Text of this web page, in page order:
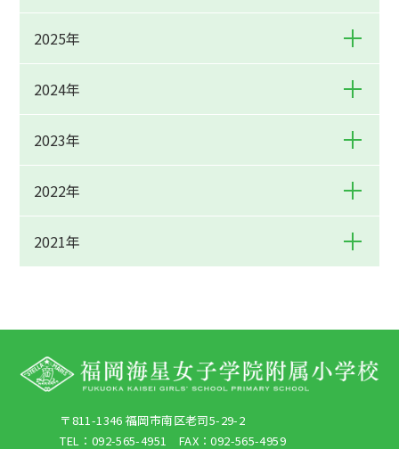
2025年
2024年
2023年
2022年
2021年
〒811-1346 福岡市南区老司5-29-2
TEL：092-565-4951 FAX：092-565-4959